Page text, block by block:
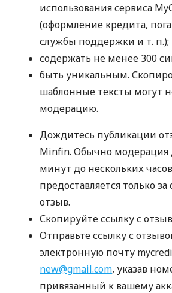
использования сервиса
(оформление кредита,
службы поддержки и т. п.);
содержать не менее 300
быть уникальным.
шаблонные тексты могут
модерацию.
Дождитесь публикации
Minfin. Обычно модерация
минут до нескольких
предоставляется только
отзыв.
Скопируйте ссылку с
Отправьте ссылку с
электронную почту
new@gmail.com, указав
привязанный к вашему